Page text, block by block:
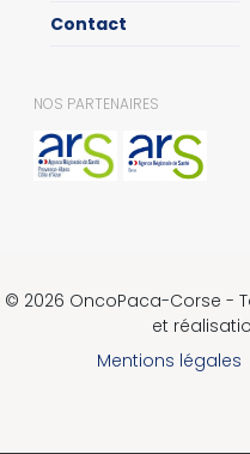
Contact
NOS PARTENAIRES
© 2026 OncoPaca-Corse -
et
Mentions légales